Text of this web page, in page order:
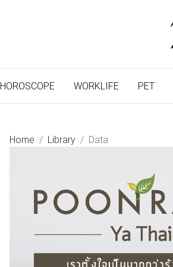
HOROSCOPE WORKLIFE PET
Home Library Data